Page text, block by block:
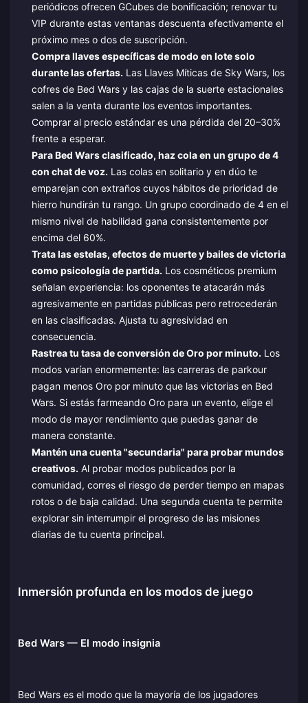
periódicos ofrecen GCubes de bonificación; renovar tu
VIP durante estas ventanas descuenta efectivamente el
próximo mes o dos de suscripción.
Compra llaves específicas de modo en lote solo
durante las ofertas. Las Llaves Míticas de Sky Wars, los
cofres de Bed Wars y las cajas de la suerte estacionales
salen a la venta durante los eventos importantes.
Comprar al precio estándar es una pérdida del 20–30%
frente a esperar.
Para Bed Wars clasificado, haz cola en un grupo de 4
con chat de voz. Las colas en solitario y en dúo te
emparejan con extraños cuyos hábitos de prioridad de
hierro hundirán tu rango. Un grupo coordinado de 4 en el
mismo nivel de habilidad gana consistentemente por
encima del 60%.
Trata las estelas, efectos de muerte y bailes de victoria
como psicología de partida. Los cosméticos premium
señalan experiencia: los oponentes te atacarán más
agresivamente en partidas públicas pero retrocederán
en las clasificadas. Ajusta tu agresividad en
consecuencia.
Rastrea tu tasa de conversión de Oro por minuto. Los
modos varían enormemente: las carreras de parkour
pagan menos Oro por minuto que las victorias en Bed
Wars. Si estás farmeando Oro para un evento, elige el
modo de mayor rendimiento que puedas ganar de
manera constante.
Mantén una cuenta "secundaria" para probar mundos
creativos. Al probar modos publicados por la
comunidad, corres el riesgo de perder tiempo en mapas
rotos o de baja calidad. Una segunda cuenta te permite
explorar sin interrumpir el progreso de las misiones
diarias de tu cuenta principal.
Inmersión profunda en los modos de juego
Bed Wars — El modo insignia
Bed Wars es el modo que la mayoría de los jugadores